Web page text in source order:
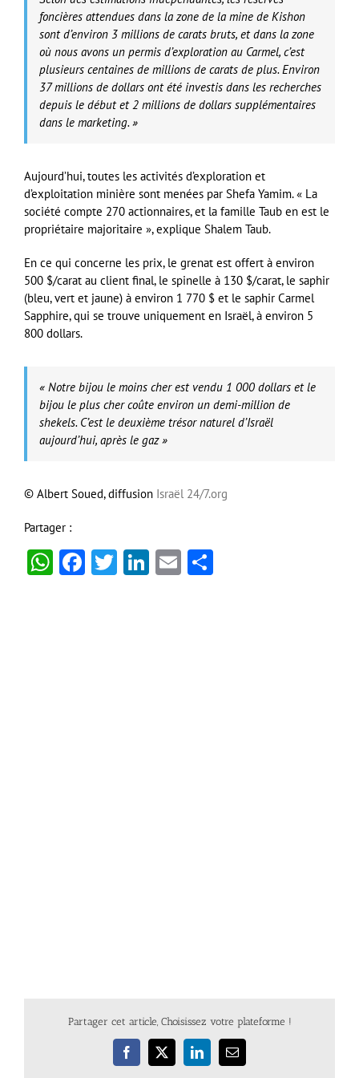
foncières attendues dans la zone de la mine de Kishon
sont d’environ 3 millions de carats bruts, et dans la zone
où nous avons un permis d’exploration au Carmel, c’est
plusieurs centaines de millions de carats de plus. Environ
37 millions de dollars ont été investis dans les recherches
depuis le début et 2 millions de dollars supplémentaires
dans le marketing. »
Aujourd’hui, toutes les activités d’exploration et
d’exploitation minière sont menées par Shefa Yamim. « La
société compte 270 actionnaires, et la famille Taub en est le
propriétaire majoritaire », explique Shalem Taub.
En ce qui concerne les prix, le grenat est offert à environ
500 $/carat au client final, le spinelle à 130 $/carat, le saphir
(bleu, vert et jaune) à environ 1 770 $ et le saphir Carmel
Sapphire, qui se trouve uniquement en Israël, à environ 5
800 dollars.
« Notre bijou le moins cher est vendu 1 000 dollars et le
bijou le plus cher coûte environ un demi-million de
shekels. C’est le deuxième trésor naturel d’Israël
aujourd’hui, après le gaz »
© Albert Soued, diffusion Israël 24/7.org
Partager :
WhatsApp
Facebook
Twitter
LinkedIn
Email
Partager cet article, Choisissez votre plateforme !
Facebook
X LinkedInEmail